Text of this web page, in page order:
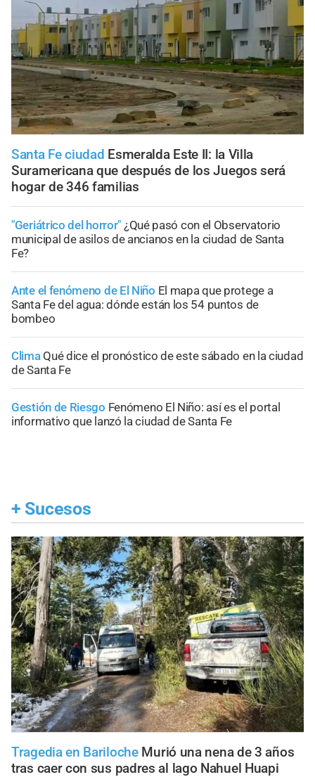
Santa Fe ciudad Esmeralda Este II: la Villa
Suramericana que después de los Juegos será
hogar de 346 familias
"Geriátrico del horror" ¿Qué pasó con el Observatorio
municipal de asilos de ancianos en la ciudad de Santa
Fe?
Ante el fenómeno de El Niño El mapa que protege a
Santa Fe del agua: dónde están los 54 puntos de
bombeo
Clima Qué dice el pronóstico de este sábado en la ciudad
de Santa Fe
Gestión de Riesgo Fenómeno El Niño: así es el portal
informativo que lanzó la ciudad de Santa Fe
+ Sucesos
Tragedia en Bariloche Murió una nena de 3 años
tras caer con sus padres al lago Nahuel Huapi